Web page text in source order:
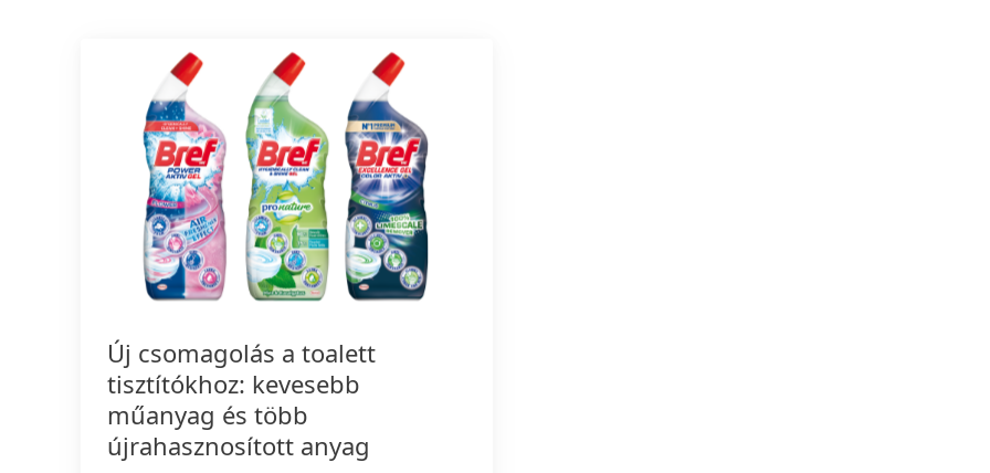
Új csomagolás a toalett
tisztítókhoz: kevesebb
műanyag és több
újrahasznosított anyag